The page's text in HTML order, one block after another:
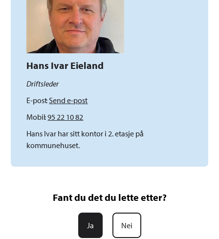
Hans Ivar Eieland
Driftsleder
E-postSend e-post
Mobil95 22 10 82
Hans Ivar har sitt kontor i 2. etasje på
kommunehuset.
Fant du det du lette etter?
Ja Nei